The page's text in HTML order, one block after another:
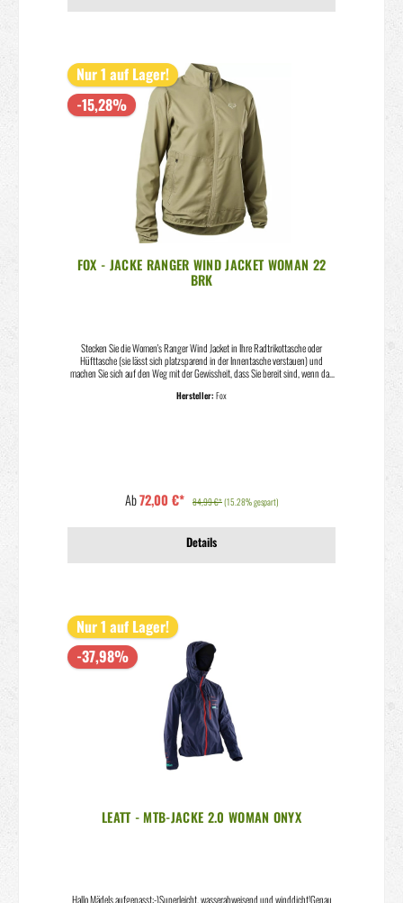
Nur 1 auf Lager!
-15,28%
FOX - JACKE RANGER WIND JACKET WOMAN 22
BRK
Stecken Sie die Women's Ranger Wind Jacket in Ihre Radtrikottasche oder
Hüfttasche (sie lässt sich platzsparend in der Innentasche verstauen) und
machen Sie sich auf den Weg mit der Gewissheit, dass Sie bereit sind, wenn das
hereinströmt und Sie bis auf die Knochen auskühlt. Sie ist mit dem Rider Attack
Hersteller: Fox
Ab72,00 €* 84,99 €*(15.28% gespart)
Details
Nur 1 auf Lager!
-37,98%
LEATT - MTB-JACKE 2.0 WOMAN ONYX
Hallo Mädels aufgepasst:-)Superleicht, wasserabweisend und winddicht!Genau